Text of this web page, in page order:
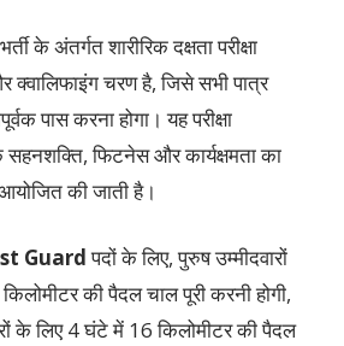
के अंतर्गत शारीरिक दक्षता परीक्षा
क्वालिफाइंग चरण है, जिसे सभी पात्र
पास करना होगा। यह परीक्षा
सहनशक्ति, फिटनेस और कार्यक्षमता का
की जाती है।
Guardपदों के लिए, पुरुष उम्मीदवारों
की पैदल चाल पूरी करनी होगी,
के लिए 4 घंटे में 16 किलोमीटर की पैदल